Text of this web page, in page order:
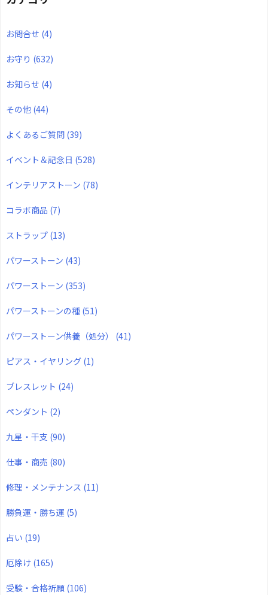
お問合せ (4)
お守り (632)
お知らせ (4)
その他 (44)
よくあるご質問 (39)
イベント＆記念日 (528)
インテリアストーン (78)
コラボ商品 (7)
ストラップ (13)
パワーストーン (43)
パワーストーン (353)
パワーストーンの種 (51)
パワーストーン供養（処分） (41)
ピアス・イヤリング (1)
ブレスレット (24)
ペンダント (2)
九星・干支 (90)
仕事・商売 (80)
修理・メンテナンス (11)
勝負運・勝ち運 (5)
占い (19)
厄除け (165)
受験・合格祈願 (106)